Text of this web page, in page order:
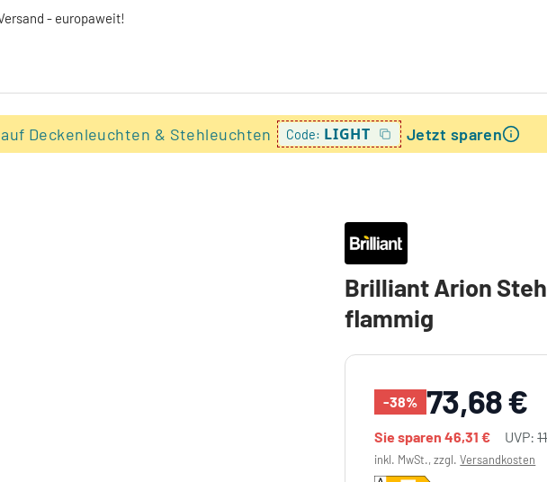
- europaweit!
auf Deckenleuchten & Stehleuchten Code: LIGHT Jetzt sparen
Brilliant Arion
flammig
-38% 73,68 €
Sie sparen46,31 € UVP:
inkl. MwSt., zzgl.Versandkosten